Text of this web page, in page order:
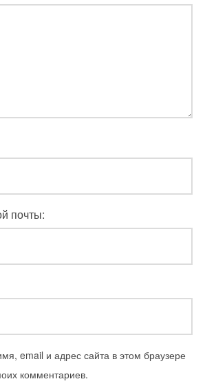
почты:
email и адрес сайта в этом браузере
комментариев.